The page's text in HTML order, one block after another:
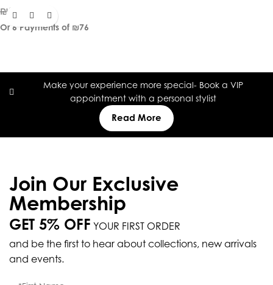
₪909 ₪ 455
Or 6 Payments of ₪76
Make your experience more special- Book a VIP
appointment with a personal stylist
Read More
Join Our Exclusive
Membership
GET 5% OFF YOUR FIRST ORDER
and be the first to hear about collections, new arrivals
and events.